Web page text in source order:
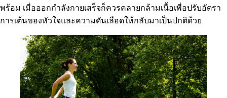
พร้อม เมื่อออกกำลังกายเสร็จก็ควรคลายกล้ามเนื้อเพื่อปรับอัตรา
การเต้นของหัวใจและความดันเลือดให้กลับมาเป็นปกติด้วย